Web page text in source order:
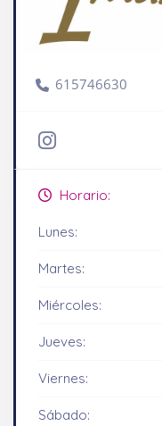
615746630
Horario:
Lunes:
Martes:
Miércoles:
Jueves:
Viernes:
Sábado: